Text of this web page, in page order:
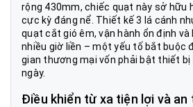
rộng 430mm, chiếc quạt này sở hữu
cực kỳ đáng nể. Thiết kế 3 lá cánh
quạt cắt gió êm, vận hành ổn định
nhiều giờ liền – một yếu tố bắt buộc
gian thương mại vốn phải bật thiết
ngày.
Điều khiển từ xa tiện lợi và an